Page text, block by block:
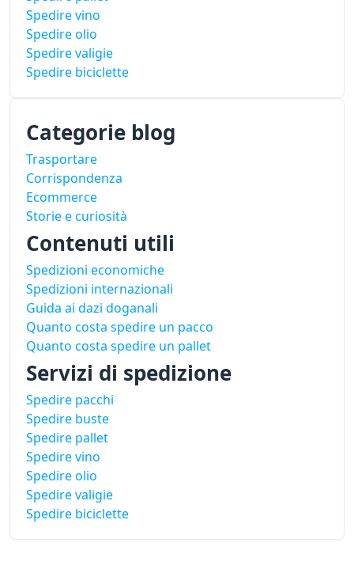
Spedire vino
Spedire olio
Spedire valigie
Spedire biciclette
Categorie blog
Trasportare
Corrispondenza
Ecommerce
Storie e curiosità
Contenuti utili
Spedizioni economiche
Spedizioni internazionali
Guida ai dazi doganali
Quanto costa spedire un pacco
Quanto costa spedire un pallet
Servizi di spedizione
Spedire pacchi
Spedire buste
Spedire pallet
Spedire vino
Spedire olio
Spedire valigie
Spedire biciclette